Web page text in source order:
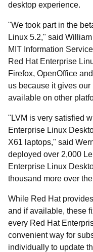
desktop experience.
"We took part in the
Linux 5.2," said
MIT Information
Red Hat Enterprise
Firefox, OpenOffice
us because it gives
available on other
"LVM is very satisfied
Enterprise Linux
X61 laptops," said
deployed over 2,000
Enterprise Linux
thousand more over
While Red Hat
and if available, these
every Red Hat
convenient way for
individually to update